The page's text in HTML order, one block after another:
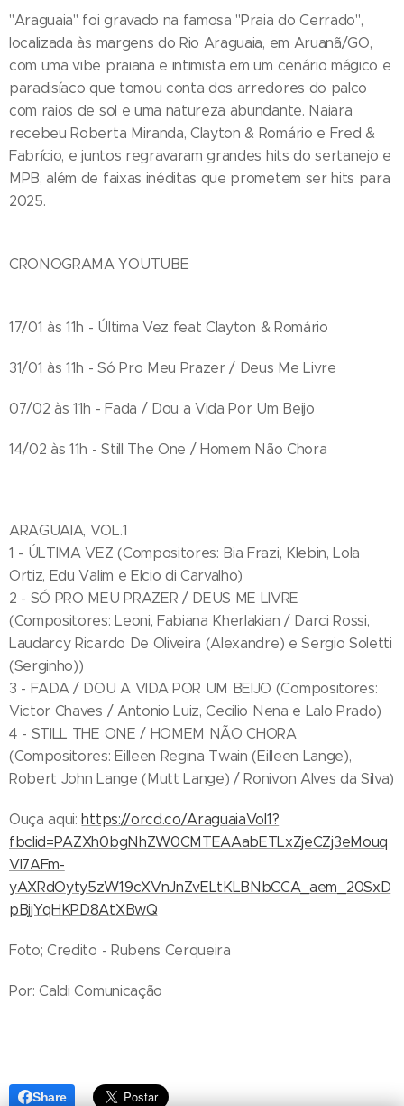
"Araguaia" foi gravado na famosa "Praia do Cerrado",
localizada às margens do Rio Araguaia, em Aruanã/GO,
com uma vibe praiana e intimista em um cenário mágico e
paradisíaco que tomou conta dos arredores do palco
com raios de sol e uma natureza abundante. Naiara
recebeu Roberta Miranda, Clayton & Romário e Fred &
Fabrício, e juntos regravaram grandes hits do sertanejo e
MPB, além de faixas inéditas que prometem ser hits para
2025.
CRONOGRAMA YOUTUBE
17/01 às 11h - Última Vez feat Clayton & Romário
31/01 às 11h - Só Pro Meu Prazer / Deus Me Livre
07/02 às 11h - Fada / Dou a Vida Por Um Beijo
14/02 às 11h - Still The One / Homem Não Chora
ARAGUAIA, VOL.1
1 - ÚLTIMA VEZ (Compositores: Bia Frazi, Klebin, Lola
Ortiz, Edu Valim e Elcio di Carvalho)
2 - SÓ PRO MEU PRAZER / DEUS ME LIVRE
(Compositores: Leoni, Fabiana Kherlakian / Darci Rossi,
Laudarcy Ricardo De Oliveira (Alexandre) e Sergio Soletti
(Serginho))
3 - FADA / DOU A VIDA POR UM BEIJO (Compositores:
Victor Chaves / Antonio Luiz, Cecilio Nena e Lalo Prado)
4 - STILL THE ONE / HOMEM NÃO CHORA
(Compositores: Eilleen Regina Twain (Eilleen Lange),
Robert John Lange (Mutt Lange) / Ronivon Alves da Silva)
Ouça aqui:https://orcd.co/AraguaiaVol1?
fbclid=PAZXh0bgNhZW0CMTEAAabETLxZjeCZj3eMouq
VI7AFm-
yAXRdOyty5zW19cXVnJnZvELtKLBNbCCA_aem_20SxD
pBjjYqHKPD8AtXBwQ
Foto; Credito - Rubens Cerqueira
Por: Caldi Comunicação
Share